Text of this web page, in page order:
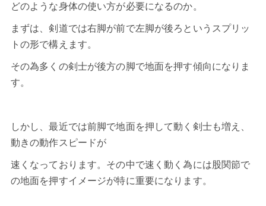
どのような身体の使い方が必要になるのか。
まずは、剣道では右脚が前で左脚が後ろというスプリッ
トの形で構えます。
その為多くの剣士が後方の脚で地面を押す傾向になりま
す。
しかし、最近では前脚で地面を押して動く剣士も増え、
動きの動作スピードが
速くなっております。その中で速く動く為には股関節で
の地面を押すイメージが特に重要になります。